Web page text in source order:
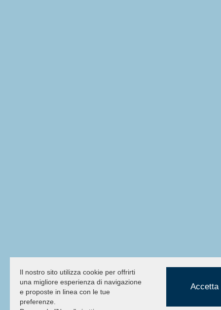
Il nostro sito utilizza cookie per offrirti
una migliore esperienza di navigazione
e proposte in linea con le tue
preferenze.
Accetta